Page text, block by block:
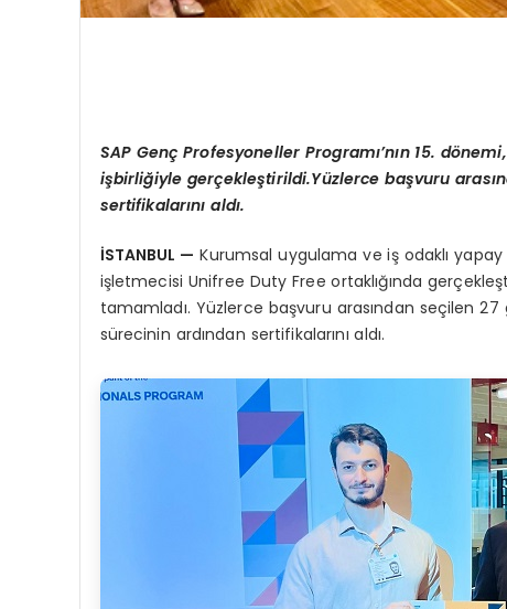
SAP Genç Profesyoneller Programı’nın 15.
işbirliğiyle gerçekleştirildi.Yüzlerce başvuru
sertifikalarını aldı.
İSTANBUL — Kurumsal uygulama ve iş odaklı
işletmecisi Unifree Duty Free ortaklığında
tamamladı. Yüzlerce başvuru arasından seçilen
sürecinin ardından sertifikalarını aldı.